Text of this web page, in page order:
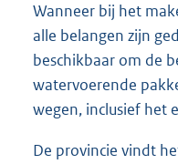
Wanneer bij het
alle belangen zijn
beschikbaar om de
watervoerende
wegen, inclusief het
De provincie vindt